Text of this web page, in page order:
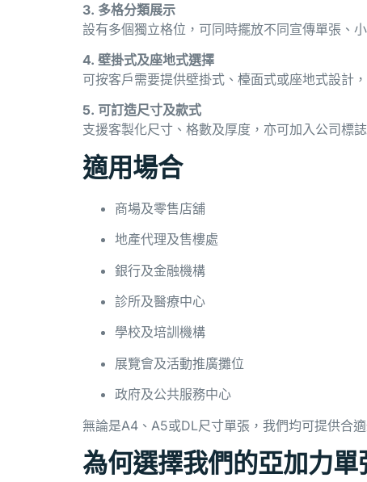
3. 多格分類展示
設有多個獨立格位，可同時擺放不同宣傳單張、
4. 壁掛式及座地式選擇
可按客戶需要提供壁掛式、檯面式或座地式設計
5. 可訂造尺寸及款式
支援客製化尺寸、格數及厚度，亦可加入公司標
適用場合
商場及零售店舖
地產代理及售樓處
銀行及金融機構
診所及醫療中心
學校及培訓機構
展覽會及活動推廣攤位
政府及公共服務中心
無論是A4、A5或DL尺寸單張，我們均可提供合
為何選擇我們的亞加力單